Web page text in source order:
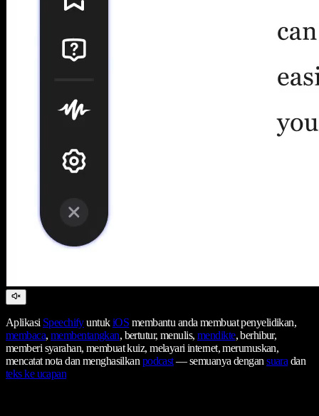
Aplikasi SpeechifyuntukiOS membantu anda membuat penyelidikan,
membaca, membentangkan, bertutur, menulis, mendikte, berhibur,
memberi syarahan, membuat kuiz, melayari internet, merumuskan,
mencatat nota dan menghasilkanpodcast— semuanya dengansuaradan
teks ke ucapan